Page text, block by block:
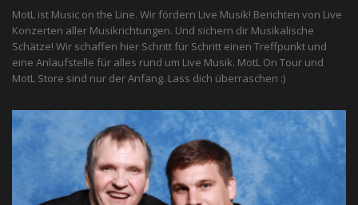
MotL ist Music on the Line. Wir fördern Live Musik! Berichten von Live
Konzerten aller Musikrichtungen. Und sichern dir Musikalische
Schätze! Wir schaffen hier Schritt für Schritt einen Treffpunkt und
eine Anlaufstelle für alles rund um Live Musik. MotL On Tour und
MotL Store sind nur der Anfang. Lass dich überraschen :)